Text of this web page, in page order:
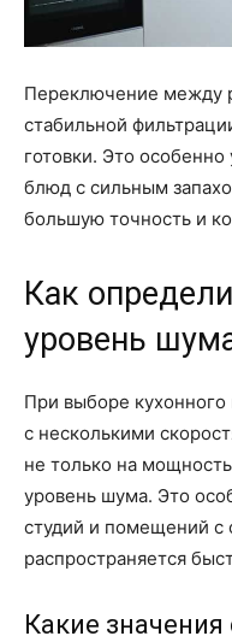
Переключение между
стабильной
готовки. Это
блюд с сильным
большую точность и
Как
уровень
При выборе
с несколькими
не только на
уровень шума. Это
студий и помещений с
распространяется
Какие